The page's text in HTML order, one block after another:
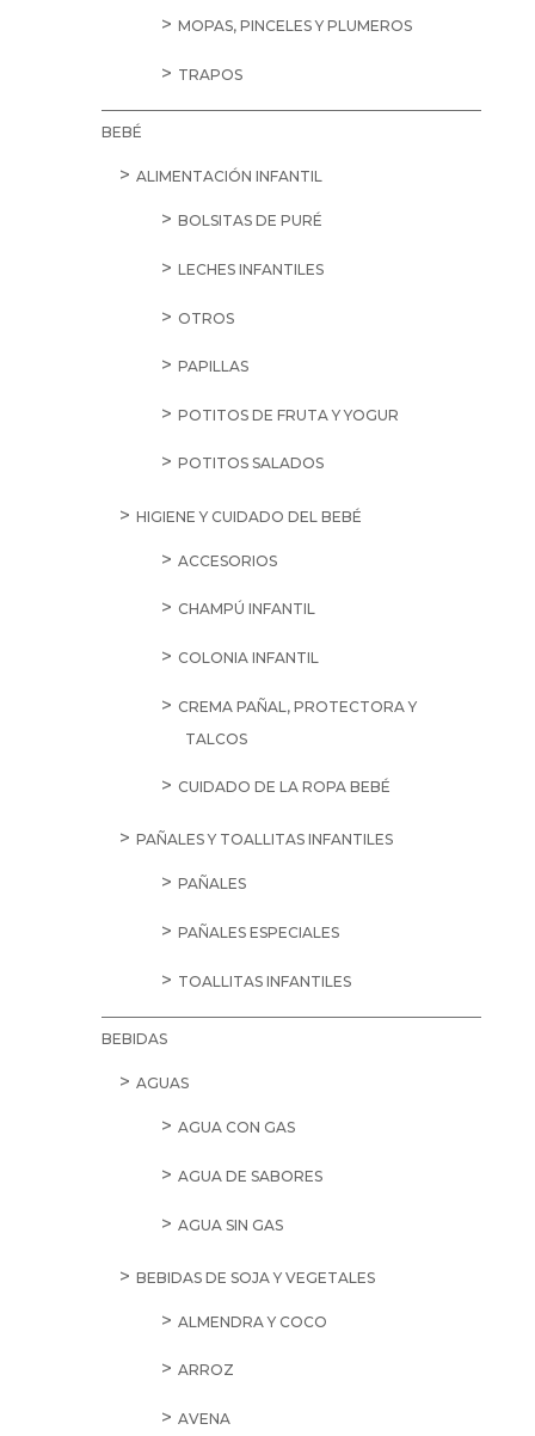
MOPAS, PINCELES Y PLUMEROS
TRAPOS
BEBÉ
ALIMENTACIÓN INFANTIL
BOLSITAS DE PURÉ
LECHES INFANTILES
OTROS
PAPILLAS
POTITOS DE FRUTA Y YOGUR
POTITOS SALADOS
HIGIENE Y CUIDADO DEL BEBÉ
ACCESORIOS
CHAMPÚ INFANTIL
COLONIA INFANTIL
CREMA PAÑAL, PROTECTORA Y
TALCOS
CUIDADO DE LA ROPA BEBÉ
PAÑALES Y TOALLITAS INFANTILES
PAÑALES
PAÑALES ESPECIALES
TOALLITAS INFANTILES
BEBIDAS
AGUAS
AGUA CON GAS
AGUA DE SABORES
AGUA SIN GAS
BEBIDAS DE SOJA Y VEGETALES
ALMENDRA Y COCO
ARROZ
AVENA